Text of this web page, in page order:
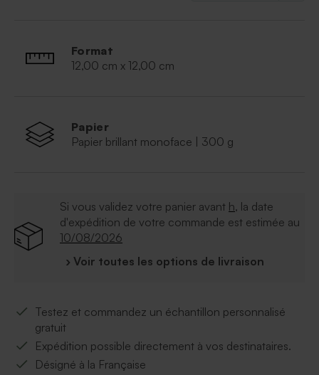
Format
12,00 cm x 12,00 cm
Papier
Papier brillant monoface | 300 g
Si vous validez votre panier avant h, la date
d'expédition de votre commande est estimée au
10/08/2026
› Voir toutes les options de livraison
Testez et commandez un échantillon personnalisé
gratuit
Expédition possible directement à vos destinataires.
Désigné à la Française